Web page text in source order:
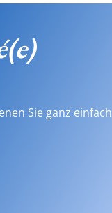
Sie ganz einfach